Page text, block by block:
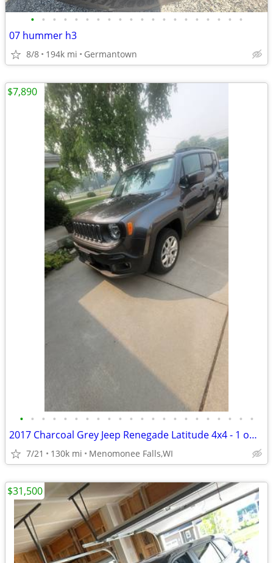
• • • • • • • • • • • • • • • • • • • •
07 hummer h3
8/8 194k mi Germantown
• • • • • • • • • • • • • • • • • • • • • •
2017 Charcoal Grey Jeep Renegade Latitude 4x4 - 1 owner
7/21 130k mi Menomonee Falls,WI
$7,890
$31,500